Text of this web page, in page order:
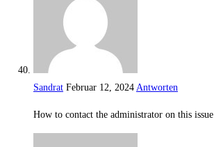
Sandrat Februar 12, 2024 Antworten
How to contact the administrator on this issue